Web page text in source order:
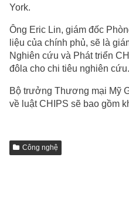
York.
Ông Eric Lin, giám đốc
liệu của chính phủ, sẽ là
Nghiên cứu và Phát triển
đôla cho chi tiêu nghiên cứu.
Bộ trưởng Thương mại Mỹ
về luật CHIPS sẽ bao gồm
Công nghệ